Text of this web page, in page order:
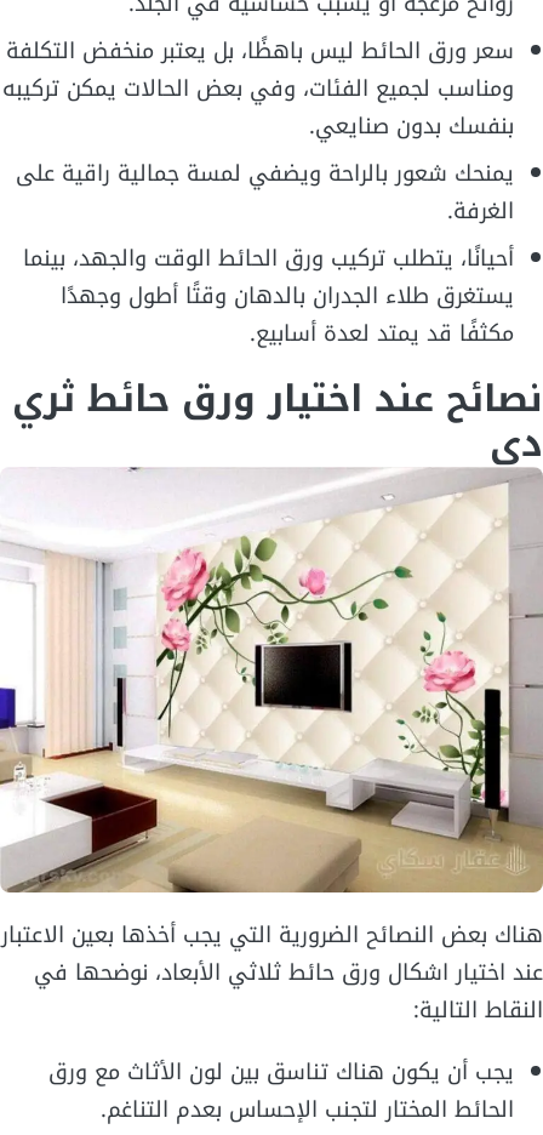
سعر ورق الحائط ليس باهظًا، بل يعتبر منخفض التكلفة
ومناسب لجميع الفئات، وفي بعض الحالات يمكن تركيبه
بنفسك بدون صنايعي.
يمنحك شعور بالراحة ويضفي لمسة جمالية راقية على
الغرفة.
أحيانًا، يتطلب تركيب ورق الحائط الوقت والجهد، بينما
يستغرق طلاء الجدران بالدهان وقتًا أطول وجهدًا
مكثفًا قد يمتد لعدة أسابيع.
نصائح عند اختيار ورق حائط ثري
دي
هناك بعض النصائح الضرورية التي يجب أخذها بعين الاعتبار
عند اختيار اشكال ورق حائط ثلاثي الأبعاد، نوضحها في
النقاط التالية:
يجب أن يكون هناك تناسق بين لون الأثاث مع ورق
الحائط المختار لتجنب الإحساس بعدم التناغم.